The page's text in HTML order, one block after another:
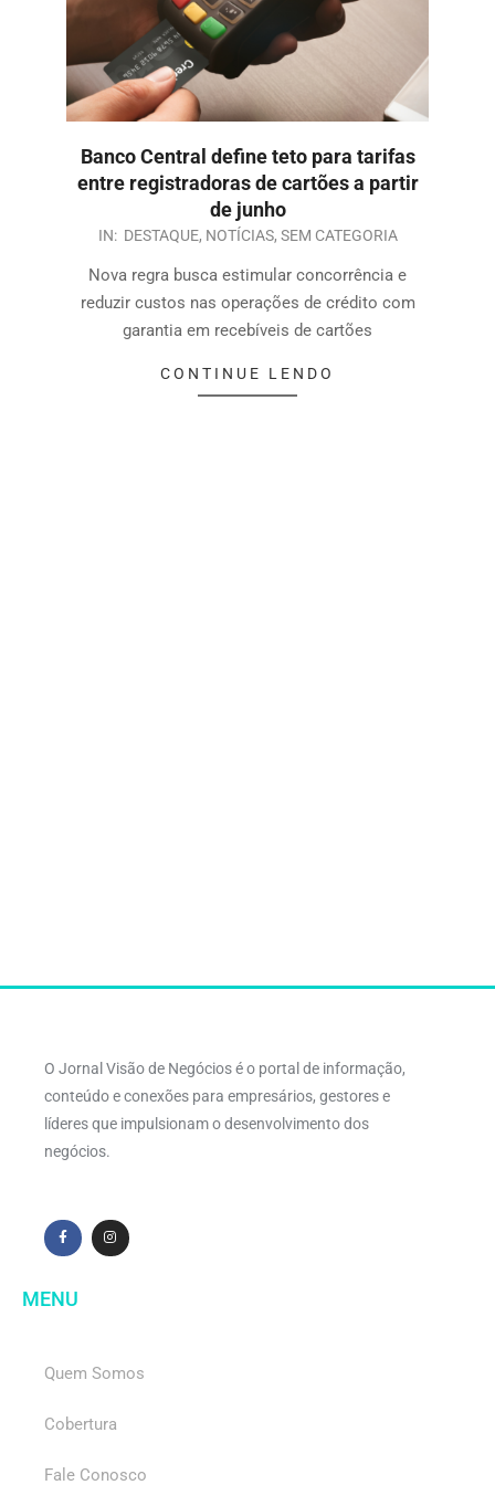
Banco Central define teto para tarifas
entre registradoras de cartões a partir
de junho
IN: DESTAQUE, NOTÍCIAS, SEM CATEGORIA
Nova regra busca estimular concorrência e
reduzir custos nas operações de crédito com
garantia em recebíveis de cartões
CONTINUE LENDO
O Jornal Visão de Negócios é o portal de informação,
conteúdo e conexões para empresários, gestores e
líderes que impulsionam o desenvolvimento dos
negócios.
MENU
Quem Somos
Cobertura
Fale Conosco